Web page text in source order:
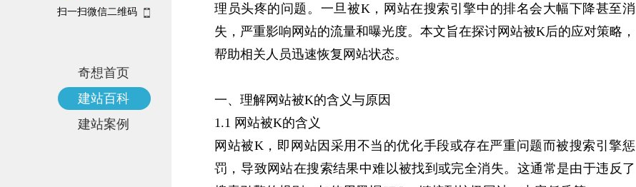
扫一扫微信二维码
奇想首页
建站百科
建站案例
理员头疼的问题。‌一旦被K，‌网站在搜索引擎中的排名会大幅下降甚至消
失，‌严重影响网站的流量和曝光度。‌本文旨在探讨网站被K后的应对策略，‌
帮助相关人员迅速恢复网站状态。‌
一、‌理解网站被K的含义与原因
1.1 网站被K的含义
网站被K，‌即网站因采用不当的优化手段或存在严重问题而被搜索引擎惩
罚，‌导致网站在搜索结果中难以被找到或完全消失。‌这通常是由于违反了